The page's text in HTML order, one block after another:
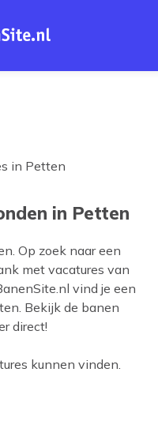
in Petten
in Petten
. Op zoek naar een
met vacatures van
vind je een
. Bekijk de banen
direct!
kunnen vinden.